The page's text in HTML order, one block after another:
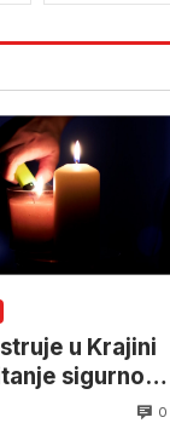
u Krajini
sigurnosti
0